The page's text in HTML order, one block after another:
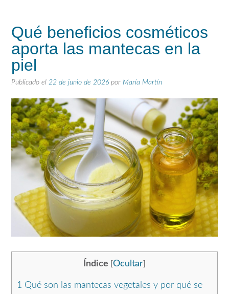
Qué beneficios cosméticos
aporta las mantecas en la
piel
Publicado el 22 de junio de 2026 por María Martín
Índice Ocultar
1 Qué son las mantecas vegetales y por qué se